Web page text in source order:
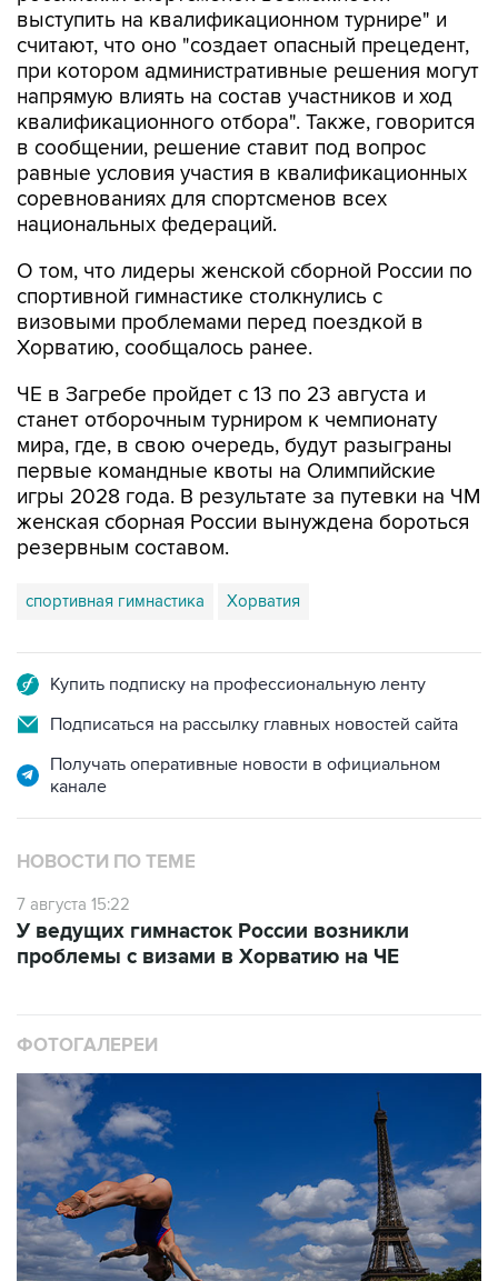
выступить на квалификационном турнире" и
считают, что оно "создает опасный прецедент,
при котором административные решения могут
напрямую влиять на состав участников и ход
квалификационного отбора". Также, говорится
в сообщении, решение ставит под вопрос
равные условия участия в квалификационных
соревнованиях для спортсменов всех
национальных федераций.
О том, что лидеры женской сборной России по
спортивной гимнастике столкнулись с
визовыми проблемами перед поездкой в
Хорватию, сообщалось ранее.
ЧЕ в Загребе пройдет с 13 по 23 августа и
станет отборочным турниром к чемпионату
мира, где, в свою очередь, будут разыграны
первые командные квоты на Олимпийские
игры 2028 года. В результате за путевки на ЧМ
женская сборная России вынуждена бороться
резервным составом.
спортивная гимнастика Хорватия
Купить подписку на профессиональную ленту
Подписаться на рассылку главных новостей сайта
Получать оперативные новости в официальном
канале
НОВОСТИ ПО ТЕМЕ
7 августа 15:22
У ведущих гимнасток России возникли
проблемы с визами в Хорватию на ЧЕ
ФОТОГАЛЕРЕИ